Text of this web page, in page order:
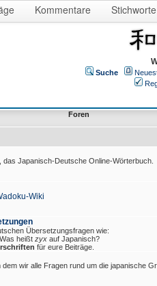
Kommentare Stichworte
Suche
Foren
das Japanisch-Deutsche Online-Wörterbuch.
Wiki
Übersetzungsfragen wie:
heißt zyx auf Japanisch?
für eure Beiträge.
wir alle Fragen rund um die japanische